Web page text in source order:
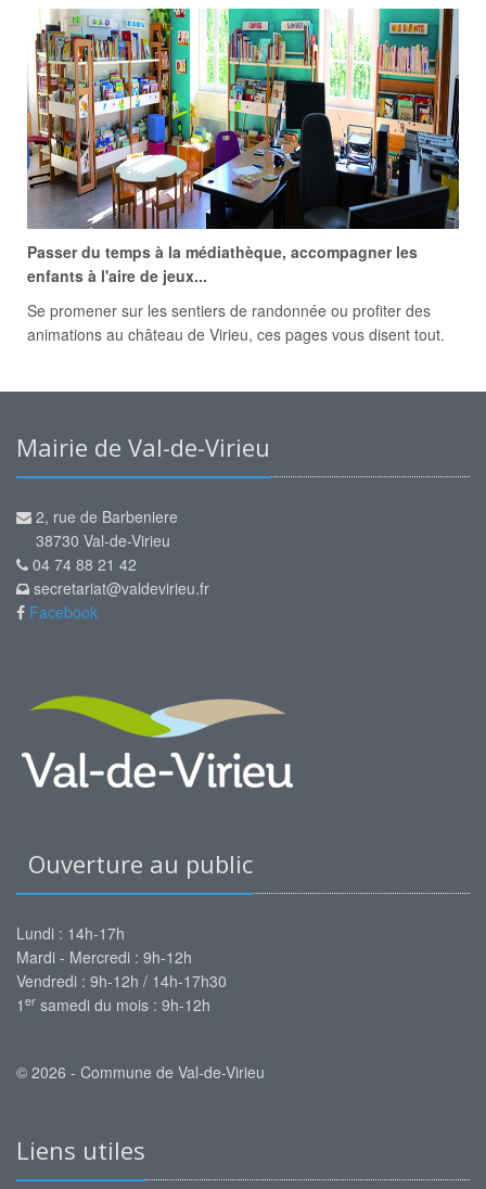
Passer du temps à la médiathèque, accompagner les
enfants à l'aire de jeux...
Se promener sur les sentiers de randonnée ou profiter des
animations au château de Virieu, ces pages vous disent tout.
Mairie de Val-de-Virieu
2, rue de Barbeniere
38730 Val-de-Virieu
04 74 88 21 42
secretariat@valdevirieu.fr
Facebook
Ouverture au public
Lundi : 14h-17h
Mardi - Mercredi : 9h-12h
Vendredi : 9h-12h / 14h-17h30
1 er samedi du mois : 9h-12h
© 2026 - Commune de Val-de-Virieu
Liens utiles